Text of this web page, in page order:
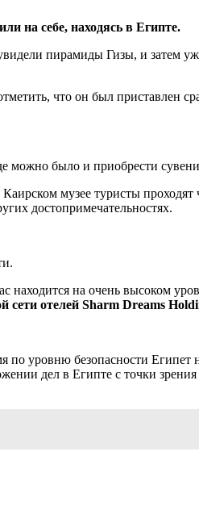
на себе, находясь в Египте.
пирамиды Гизы, и затем
что он был приставлен
можно было и приобрести
музее туристы проходят
достопримечательностях.
находится на очень высоком
сети отелей Sharm Dreams
по уровню безопасности Египет
дел в Египте с точки зрения